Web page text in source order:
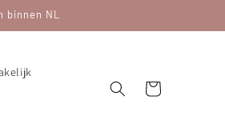
binnen NL
Winkelwagen